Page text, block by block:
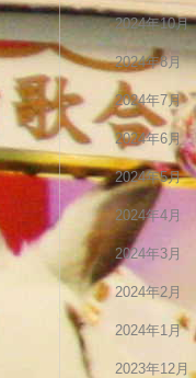
2024年10月
2024年8月
2024年7月
2024年6月
2024年5月
2024年4月
2024年3月
2024年2月
2024年1月
2023年12月